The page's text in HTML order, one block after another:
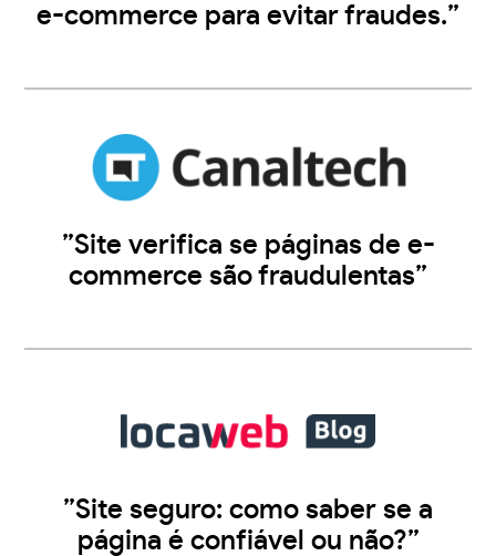
e-commerce para evitar fraudes.”
”Site verifica se páginas de e-
commerce são fraudulentas”
”Site seguro: como saber se a
página é confiável ou não?”